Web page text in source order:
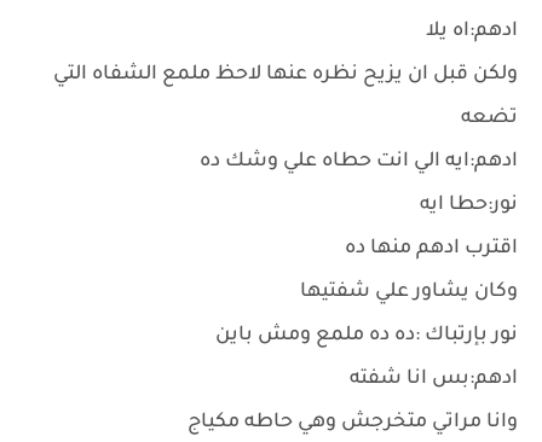
ادهم:اه يلا
ولكن قبل ان يزيح نظره عنها لاحظ ملمع الشفاه التي
تضعه
ادهم:ايه الي انت حطاه علي وشك ده
نور:حطا ايه
اقترب ادهم منها ده
وكان يشاور علي شفتيها
نور بإرتباك :ده ده ملمع ومش باين
ادهم:بس انا شفته
وانا مراتي متخرجش وهي حاطه مكياج